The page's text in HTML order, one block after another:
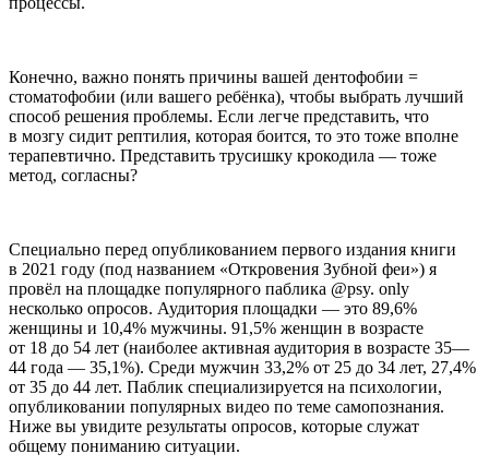
Конечно, важно понять причины вашей дентофобии =
стоматофобии (или вашего ребёнка), чтобы выбрать лучший
способ решения проблемы. Если легче представить, что
в мозгу сидит рептилия, которая боится, то это тоже вполне
терапевтично. Представить трусишку крокодила — тоже
метод, согласны?
Специально перед опубликованием первого издания книги
в 2021 году (под названием «Откровения Зубной феи») я
провёл на площадке популярного паблика @psy. only
несколько опросов. Аудитория площадки — это 89,6%
женщины и 10,4% мужчины. 91,5% женщин в возрасте
от 18 до 54 лет (наиболее активная аудитория в возрасте 35—
44 года — 35,1%). Среди мужчин 33,2% от 25 до 34 лет, 27,4%
от 35 до 44 лет. Паблик специализируется на психологии,
опубликовании популярных видео по теме самопознания.
Ниже вы увидите результаты опросов, которые служат
общему пониманию ситуации.